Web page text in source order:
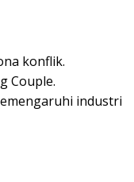
konflik.
Couple.
industri